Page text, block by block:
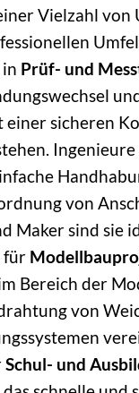
Vielzahl von
Prüf- und
einer sicheren
Ingenieure
von
Maker sind sie
für
Bereich der
von
Schul- und